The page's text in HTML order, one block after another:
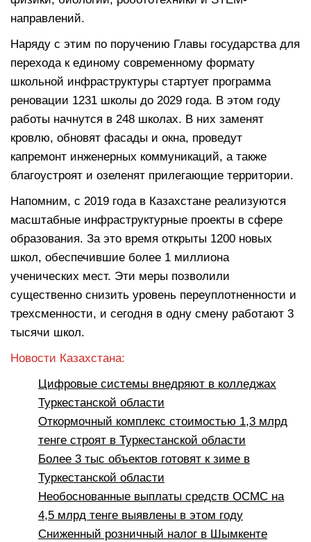
направлений.
Наряду с этим по поручению Главы государства для
перехода к единому современному формату
школьной инфраструктуры стартует программа
реновации 1231 школы до 2029 года. В этом году
работы начнутся в 248 школах. В них заменят
кровлю, обновят фасады и окна, проведут
капремонт инженерных коммуникаций, а также
благоустроят и озеленят прилегающие территории.
Напомним, с 2019 года в Казахстане реализуются
масштабные инфраструктурные проекты в сфере
образования. За это время открыты 1200 новых
школ, обеспечившие более 1 миллиона
ученических мест. Эти меры позволили
существенно снизить уровень переуплотненности и
трехсменности, и сегодня в одну смену работают 3
тысячи школ.
Новости Казахстана:
Цифровые системы внедряют в колледжах
Туркестанской области
Откормочный комплекс стоимостью 1,3 млрд
тенге строят в Туркестанской области
Более 3 тыс объектов готовят к зиме в
Туркестанской области
Необоснованные выплаты средств ОСМС на
4,5 млрд тенге выявлены в этом году
Сниженный розничный налог в Шымкенте